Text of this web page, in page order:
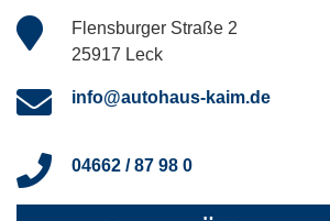
Flensburger Straße 2
25917 Leck
info@autohaus-kaim.de
04662 / 87 98 0